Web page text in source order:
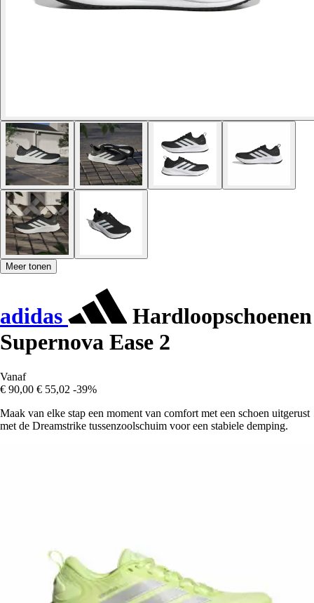
Meer tonen
adidas
Hardloopschoenen
Supernova Ease 2
Vanaf
€ 90,00 € 55,02 -39%
Maak van elke stap een moment van comfort met een schoen uitgerust
met de Dreamstrike tussenzoolschuim voor een stabiele demping.